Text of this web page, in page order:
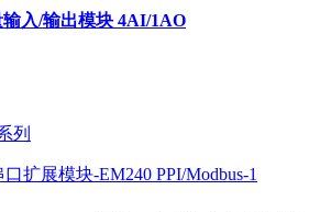
入/输出模块 4AI/1AO
列